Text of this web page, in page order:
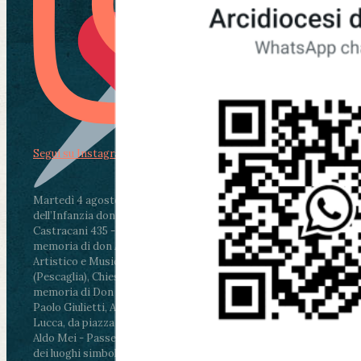
Martedì 4 agosto2026
ore 11:30 - Lucca, Scuola
dell’Infanzia don Aldo Mei - Viale Castruccio
Castracani 435 - Inaugurazione murales in
memoria di don Aldo Mei curato dal Liceo
Artistico e Musicale “Passaglia”
ore 18 - Fiano
(Pescaglia), Chiesa parrocchiale - Messa in
memoria di Don Aldo Mei celebrata da mons.
Paolo Giulietti, Arcivescovo di Lucca
ore 20.30 -
Lucca, da piazza San Michele al Cippo di don
Aldo Mei - Passeggiata della Memoria in alcuni
dei luoghi simbolo della città. Ritrovo alle ore
Segui su Instagram